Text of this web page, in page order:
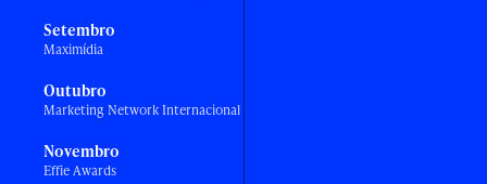
Setembro
Maximídia
Outubro
Marketing Network Internacional
Novembro
Effie Awards